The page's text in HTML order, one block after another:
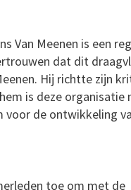
Van Meenen is een
dat dit
Hij richtte zijn
is deze organisatie
voor de ontwikkeling
toe om met de